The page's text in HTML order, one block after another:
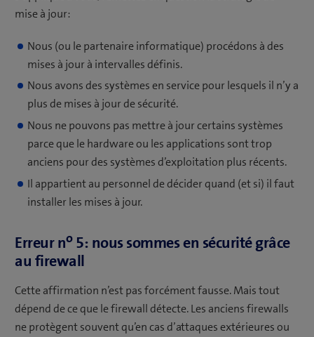
mise à jour:
Nous (ou le partenaire informatique) procédons à des
mises à jour à intervalles définis.
Nous avons des systèmes en service pour lesquels il n’y a
plus de mises à jour de sécurité.
Nous ne pouvons pas mettre à jour certains systèmes
parce que le hardware ou les applications sont trop
anciens pour des systèmes d’exploitation plus récents.
Il appartient au personnel de décider quand (et si) il faut
installer les mises à jour.
Erreur no5: nous sommes en sécurité grâce
au firewall
Cette affirmation n’est pas forcément fausse. Mais tout
dépend de ce que le firewall détecte. Les anciens firewalls
ne protègent souvent qu’en cas d’attaques extérieures ou